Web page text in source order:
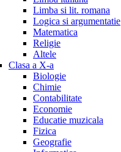
Limba si lit. romana
Logica si argumentatie
Matematica
Religie
Altele
Clasa a X-a
Biologie
Chimie
Contabilitate
Economie
Educatie muzicala
Fizica
Geografie